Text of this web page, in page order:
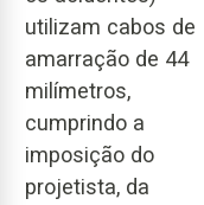
utilizam cabos de
amarração de 44
milímetros,
cumprindo a
imposição do
projetista, da